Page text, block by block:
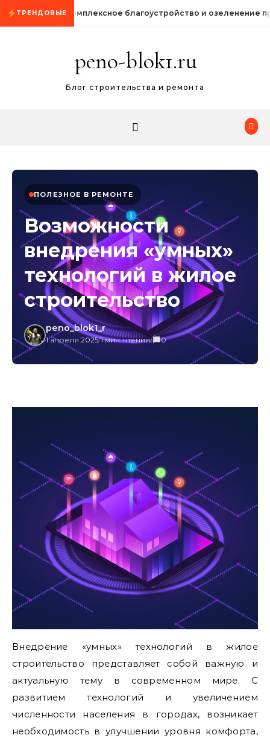
Промотать к содержимому
ТРЕНДОВЫЕКомплексное благоустройство и озеленение
peno-blok1.ru
Блог строительства и ремонта
ПОЛЕЗНОЕ В РЕМОНТЕ
Возможности
внедрения «умных»
технологий в жилое
строительство
peno_blok1_r
1 апреля 2025/1 мин. чтения/ 0
Внедрение «умных» технологий в жилое
строительство представляет собой важную и
актуальную тему в современном мире. С
развитием технологий и увеличением
численности населения в городах, возникает
необходимость в улучшении уровня комфорта,